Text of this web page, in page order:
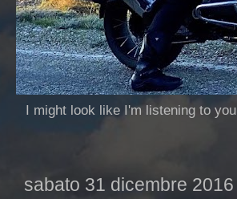
I might look like I'm listening to
sabato 31 dicembre 2016